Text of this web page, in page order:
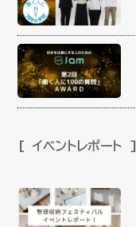
イベントレポート